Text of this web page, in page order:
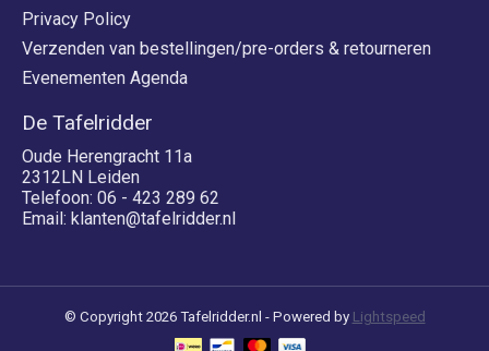
Privacy Policy
Verzenden van bestellingen/pre-orders & retourneren
Evenementen Agenda
De Tafelridder
Oude Herengracht 11a
2312LN Leiden
Telefoon: 06 - 423 289 62
Email: klanten@tafelridder.nl
© Copyright 2026 Tafelridder.nl - Powered by Lightspeed